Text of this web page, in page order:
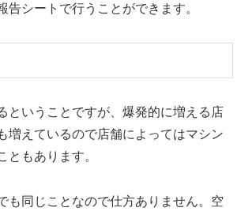
告シートで行うことができます。
ということですが、爆発的に増える店
増えているので店舗によってはマシン
ともあります。
も同じことなので仕方ありません。空